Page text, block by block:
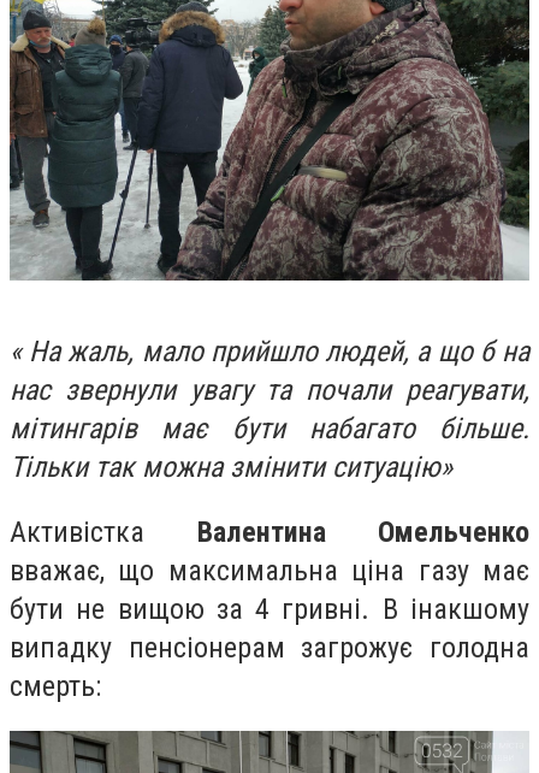
« На жаль, мало прийшло людей, а що б на
нас звернули увагу та почали реагувати,
мітингарів має бути набагато більше.
Тільки так можна змінити ситуацію»
Активістка Валентина Омельченко
вважає, що максимальна ціна газу має
бути не вищою за 4 гривні. В інакшому
випадку пенсіонерам загрожує голодна
смерть: